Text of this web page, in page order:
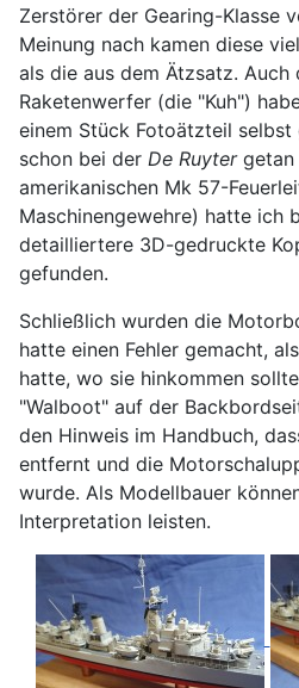
Zerstörer der Gearing-Klasse
Meinung nach kamen diese
als die aus dem Ätzsatz. Auch
Raketenwerfer (die "Kuh")
einem Stück Fotoätzteil
schon bei der De Ruytergetan
amerikanischen Mk 57-
Maschinengewehre) hatte ich
detailliertere 3D-gedruckte
gefunden.
Schließlich wurden die
hatte einen Fehler gemacht,
hatte, wo sie hinkommen
"Walboot" auf der
den Hinweis im Handbuch,
entfernt und die
wurde. Als Modellbauer
Interpretation leisten.